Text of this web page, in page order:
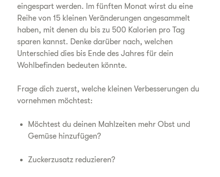
eingespart werden. Im fünften Monat wirst du eine
Reihe von 15 kleinen Veränderungen angesammelt
haben, mit denen du bis zu 500 Kalorien pro Tag
sparen kannst. Denke darüber nach, welchen
Unterschied dies bis Ende des Jahres für dein
Wohlbefinden bedeuten könnte.
Frage dich zuerst, welche kleinen Verbesserungen du
vornehmen möchtest:
Möchtest du deinen Mahlzeiten mehr Obst und
Gemüse hinzufügen?
Zuckerzusatz reduzieren?